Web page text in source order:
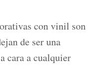
con vinil son
de ser una
cara a cualquier